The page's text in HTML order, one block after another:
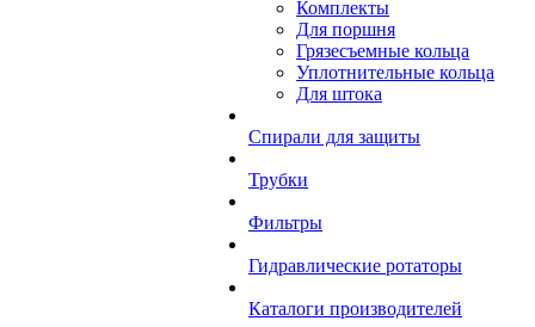
Комплекты
Для поршня
Грязесъемные кольца
Уплотнительные кольца
Для штока
Спирали для защиты
Трубки
Фильтры
Гидравлические ротаторы
Каталоги производителей